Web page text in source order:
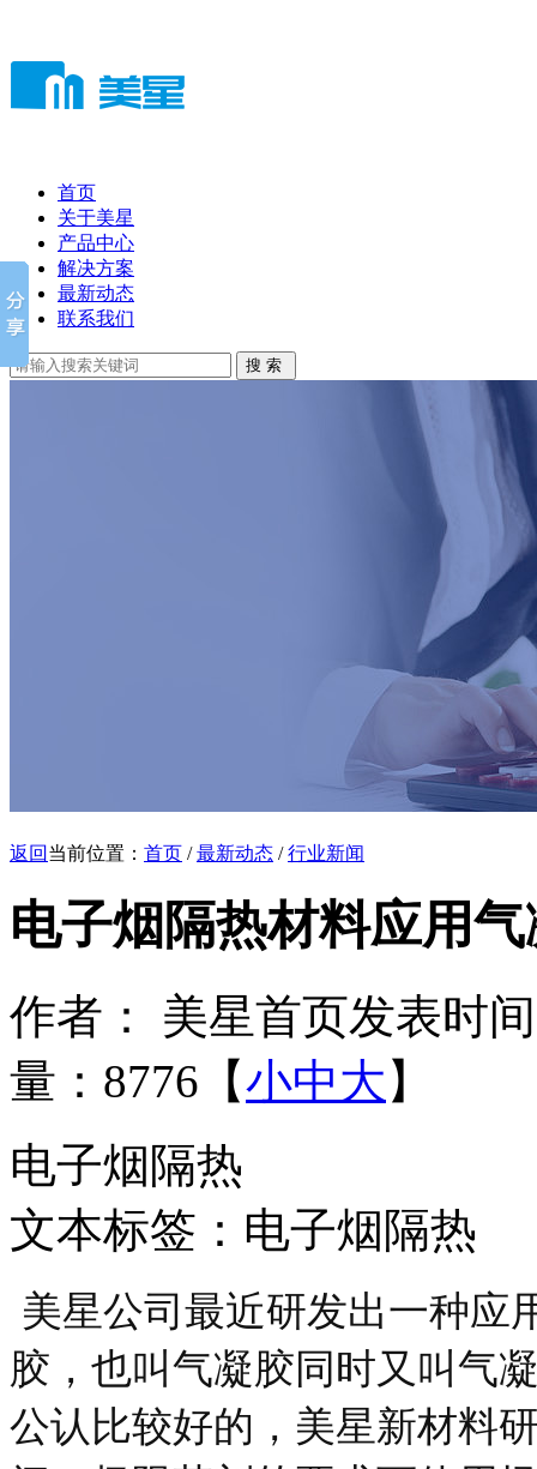
首页
关于美星
产品中心
解决方案
最新动态
联系我们
返回 当前位置： 首页 /最新动态 /行业新闻
电子烟隔热材料应用
作者： 美星首页发表时
量：8776 【小中大 】
电子烟隔热
文本标签：电子烟隔热
美星公司最近研发出一种应
胶，也叫气凝胶同时又叫气
公认比较好的，美星新材料